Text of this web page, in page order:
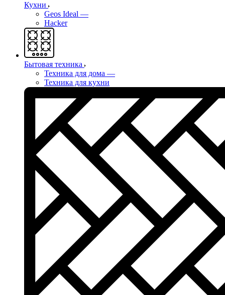
Кухни
Geos Ideal —
Hacker
Бытовая техника
Техника для дома —
Техника для кухни